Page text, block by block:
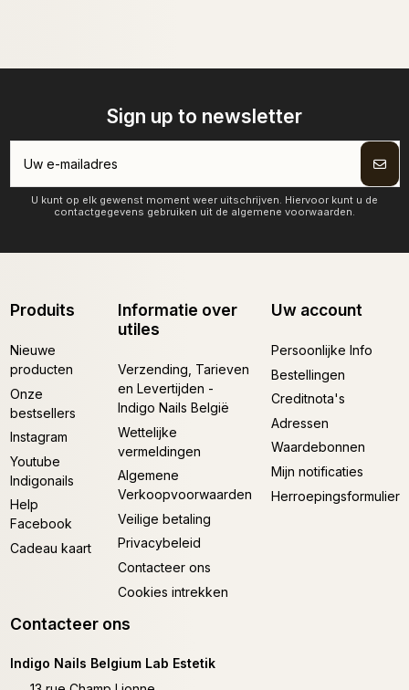
Sign up to newsletter
U kunt op elk gewenst moment weer uitschrijven. Hiervoor kunt u de
contactgegevens gebruiken uit de algemene voorwaarden.
Produits
Nieuwe
producten
Onze
bestsellers
Instagram
Youtube
Indigonails
Help
Facebook
Cadeau kaart
Informatie over
utiles
Verzending, Tarieven
en Levertijden -
Indigo Nails België
Wettelijke
vermeldingen
Algemene
Verkoopvoorwaarden
Veilige betaling
Privacybeleid
Contacteer ons
Cookies intrekken
Uw account
Persoonlijke Info
Bestellingen
Creditnota's
Adressen
Waardebonnen
Mijn notificaties
Herroepingsformulier
Contacteer ons
Indigo Nails Belgium Lab Estetik